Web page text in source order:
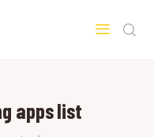
apps list